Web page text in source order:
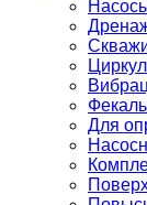
Для